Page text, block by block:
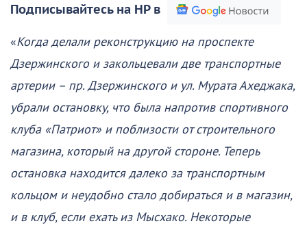
Подписывайтесь на НР в
«Когда делали реконструкцию на проспекте
Дзержинского и закольцевали две транспортные
артерии – пр. Дзержинского и ул. Мурата Ахеджака,
убрали остановку, что была напротив спортивного
клуба «Патриот» и поблизости от строительного
магазина, который на другой стороне. Теперь
остановка находится далеко за транспортным
кольцом и неудобно стало добираться и в магазин,
и в клуб, если ехать из Мысхако. Некоторые